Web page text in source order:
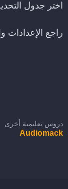
اختر جدول
راجع الإعدادات
دروس تعليمية أخرى
Audiomack